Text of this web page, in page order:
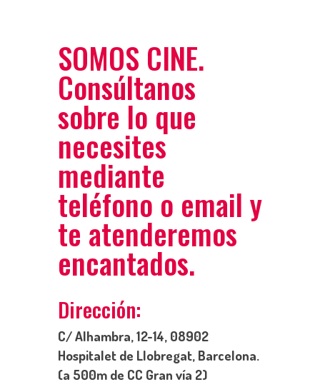
SOMOS CINE.
Consúltanos
sobre lo que
necesites
mediante
teléfono o email y
te atenderemos
encantados.
Dirección:
C/ Alhambra, 12-14, 08902
Hospitalet de Llobregat, Barcelona.
(a 500m de CC Gran vía 2)